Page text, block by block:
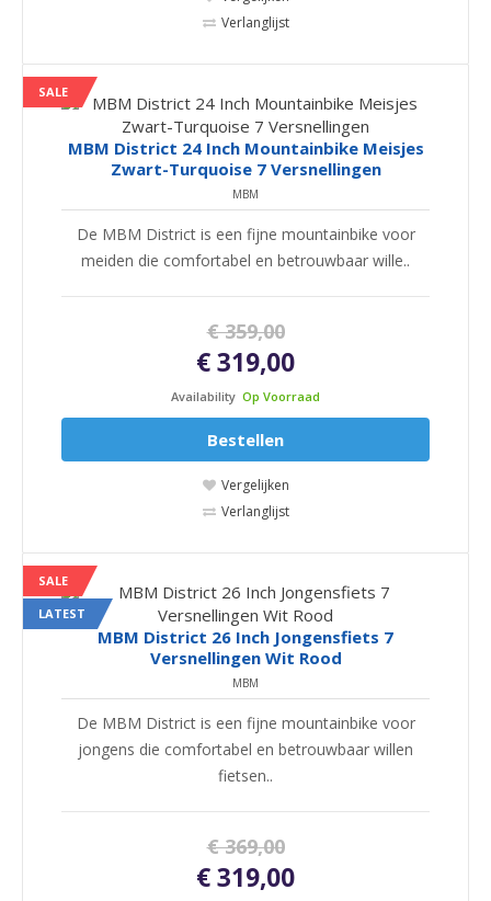
Verlanglijst
SALE
MBM District 24 Inch Mountainbike Meisjes
Zwart-Turquoise 7 Versnellingen
MBM
De MBM District is een fijne mountainbike voor
meiden die comfortabel en betrouwbaar wille..
€ 359,00
€ 319,00
Availability Op Voorraad
Bestellen
Vergelijken
Verlanglijst
SALE
LATEST
MBM District 26 Inch Jongensfiets 7
Versnellingen Wit Rood
MBM
De MBM District is een fijne mountainbike voor
jongens die comfortabel en betrouwbaar willen
fietsen..
€ 369,00
€ 319,00